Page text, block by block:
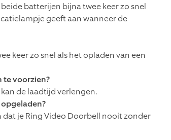
batterijen bijna twee keer zo snel
geeft aan wanneer de
keer zo snel als het opladen van een
te voorzien?
de laadtijd verlengen.
dat je Ring Video Doorbell nooit zonder